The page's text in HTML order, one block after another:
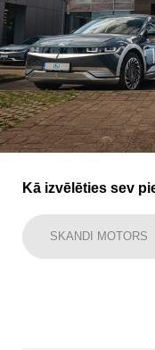
Kā izvēlēties sev
SKANDI MOTORS